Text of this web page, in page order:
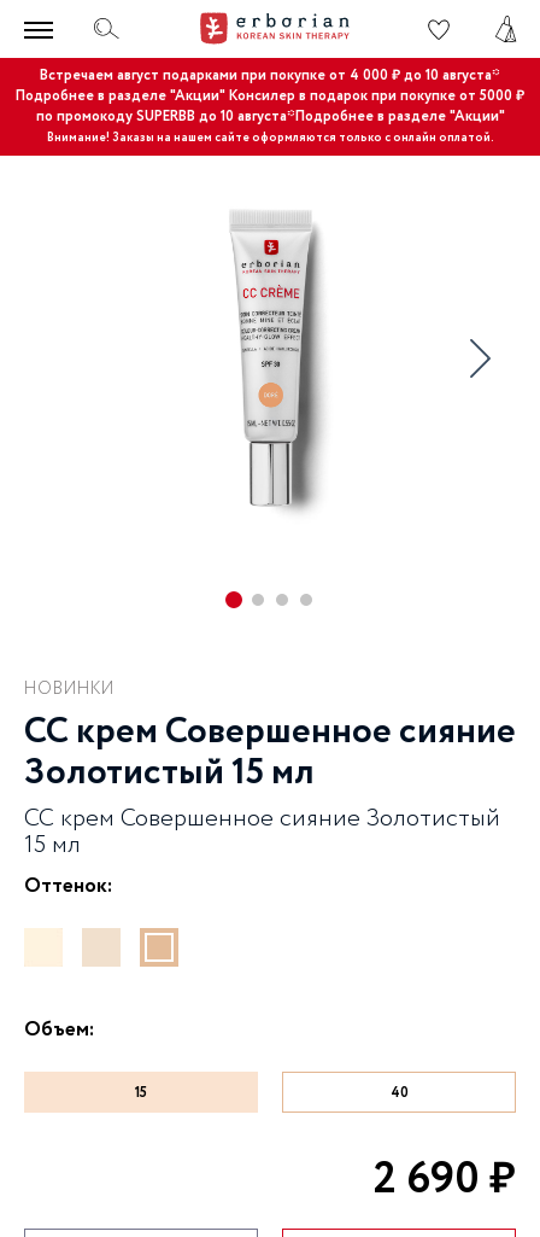
Встречаем август подарками при покупке от 4 000 ₽ до 10 августа*
Подробнее в разделе "Акции"Консилер в подарок при покупке от 5000 ₽
по промокоду SUPERBB до 10 августа*Подробнее в разделе "Акции"
Внимание! Заказы на нашем сайте оформляются только с онлайн оплатой.
НОВИНКИ
СС крем Совершенное сияние
Золотистый 15 мл
СС крем Совершенное сияние Золотистый
15 мл
Оттенок:
Объем:
15 40
2 690 ₽